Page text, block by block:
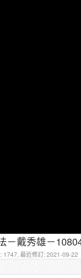
－戴秀雄－
1747, 最近修訂: 2021-09-22